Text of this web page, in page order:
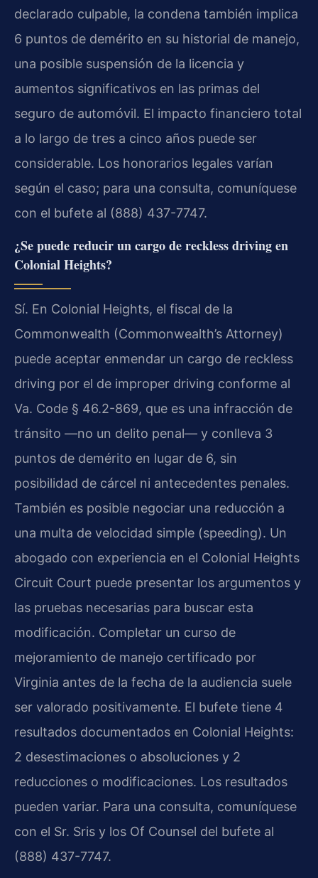
declarado culpable, la condena también implica
6 puntos de demérito en su historial de manejo,
una posible suspensión de la licencia y
aumentos significativos en las primas del
seguro de automóvil. El impacto financiero total
a lo largo de tres a cinco años puede ser
considerable. Los honorarios legales varían
según el caso; para una consulta, comuníquese
con el bufete al (888) 437-7747.
¿Se puede reducir un cargo de reckless driving en
Colonial Heights?
Sí. En Colonial Heights, el fiscal de la
Commonwealth (Commonwealth’s Attorney)
puede aceptar enmendar un cargo de reckless
driving por el de improper driving conforme al
Va. Code § 46.2-869, que es una infracción de
tránsito —no un delito penal— y conlleva 3
puntos de demérito en lugar de 6, sin
posibilidad de cárcel ni antecedentes penales.
También es posible negociar una reducción a
una multa de velocidad simple (speeding). Un
abogado con experiencia en el Colonial Heights
Circuit Court puede presentar los argumentos y
las pruebas necesarias para buscar esta
modificación. Completar un curso de
mejoramiento de manejo certificado por
Virginia antes de la fecha de la audiencia suele
ser valorado positivamente. El bufete tiene 4
resultados documentados en Colonial Heights:
2 desestimaciones o absoluciones y 2
reducciones o modificaciones. Los resultados
pueden variar. Para una consulta, comuníquese
con el Sr. Sris y los Of Counsel del bufete al
(888) 437-7747.